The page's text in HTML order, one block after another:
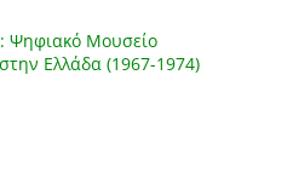
Ψηφιακό Μουσείο
Ελλάδα (1967-1974)